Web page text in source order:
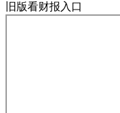
旧版看财报入口